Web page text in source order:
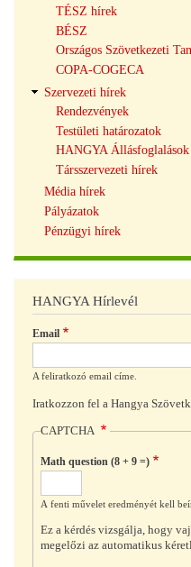
TÉSZ hírek
BÉSZ
Országos Szövetkezeti
COPA-COGECA
Szervezeti hírek
Rendezvények
Testületi határozatok
HANGYA Állásfoglalások
Társszervezeti hírek
Média hírek
Pályázatok
Pénzügyi hírek
HANGYA Hírlevél
Email
A feliratkozó email címe.
Iratkozzon fel a Hangya
CAPTCHA
Math question (8 + 9 =)
A fenti művelet eredményét kell
Ez a kérdés vizsgálja, hogy
megelőzi az automatikus